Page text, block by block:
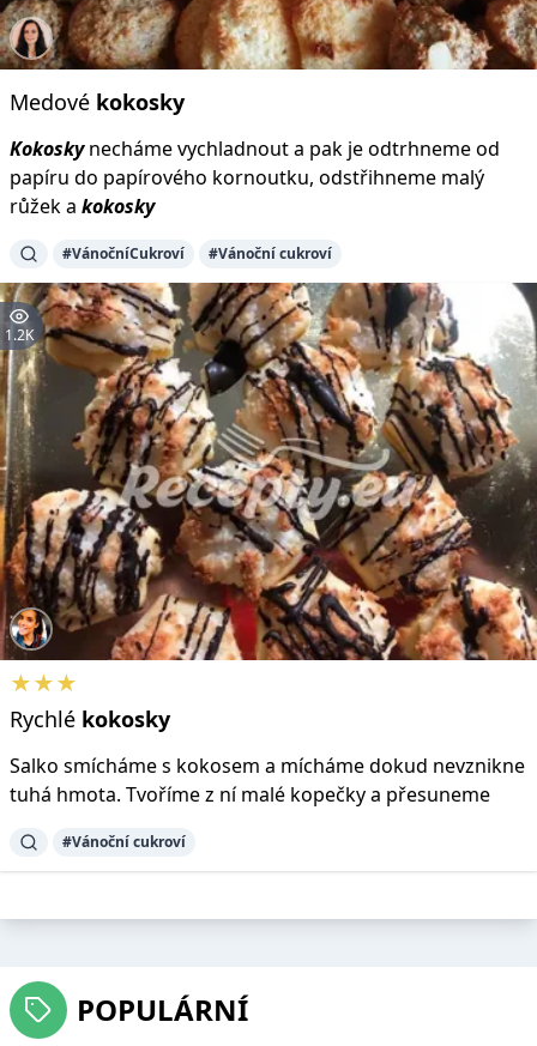
Medové kokosky
Kokoskynecháme vychladnout a pak je odtrhneme od
papíru do papírového kornoutku, odstřihneme malý
růžek a kokosky
#VánočníCukroví #Vánoční cukroví
1.2K
★★★
Rychlé kokosky
Salko smícháme s kokosem a mícháme dokud nevznikne
tuhá hmota. Tvoříme z ní malé kopečky a přesuneme
#Vánoční cukroví
POPULÁRNÍ